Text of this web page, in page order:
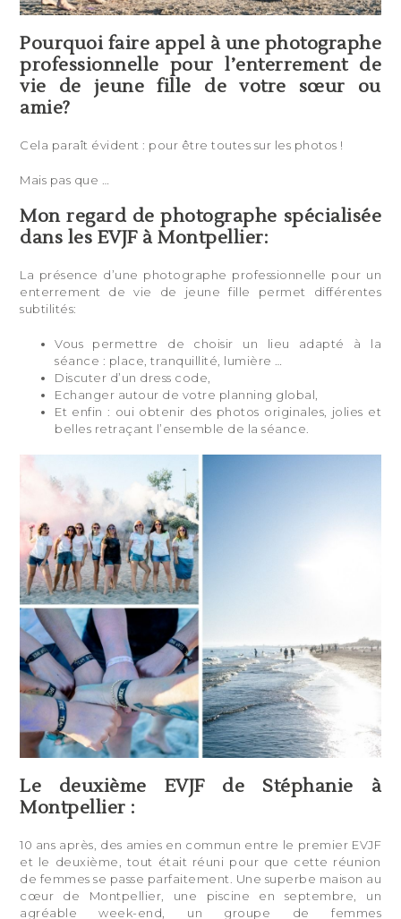
Pourquoi faire appel à une photographe
professionnelle pour l’enterrement de
vie de jeune fille de votre sœur ou
amie?
Cela paraît évident : pour être toutes sur les photos !
Mais pas que …
Mon regard de photographe spécialisée
dans les EVJF à Montpellier:
La présence d’une photographe professionnelle pour un
enterrement de vie de jeune fille permet différentes
subtilités:
Vous permettre de choisir un lieu adapté à la
séance : place, tranquillité, lumière …
Discuter d’un dress code,
Echanger autour de votre planning global,
Et enfin : oui obtenir des photos originales, jolies et
belles retraçant l’ensemble de la séance.
Le deuxième EVJF de Stéphanie à
Montpellier :
10 ans après, des amies en commun entre le premier EVJF
et le deuxième, tout était réuni pour que cette réunion
de femmes se passe parfaitement. Une superbe maison au
cœur de Montpellier, une piscine en septembre, un
agréable week-end, un groupe de femmes